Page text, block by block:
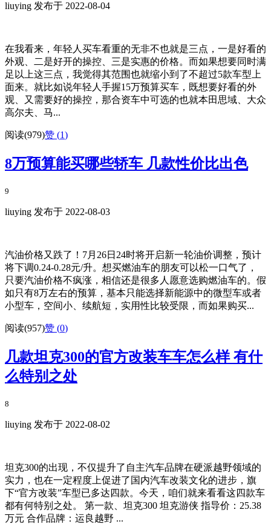
liuying 发布于 2022-08-04
在我看来，年轻人买车看重的无非不也就是三点，一是好看的
外观、二是好开的操控、三是实惠的价格。而如果想要同时满
足以上这三点，我觉得其范围也就缩小到了不超过5款车型上
面来。就比如说年轻人手握15万预算买车，既想要好看的外
观、又需要好的操控，那合资车中可选的也就本田思域、大众
高尔夫、马...
阅读(979)赞 (1)
8万预算能买哪些轿车 几款性价比出色
9
liuying 发布于 2022-08-03
汽油价格又跌了！7月26日24时将开启新一轮油价调整，预计
将下调0.24-0.28元/升。想买燃油车的朋友可以松一口气了，
只要汽油价格不疯涨，相信还是很多人愿意选购燃油车的。假
如只有8万左右的预算，基本只能选择新能源中的微型车或者
小型车，空间小、续航短，实用性比较受限，而如果购买...
阅读(957)赞 (0)
几款坦克300的官方改装车车怎么样 有什
么特别之处
8
liuying 发布于 2022-08-02
坦克300的出现，不仅提升了自主汽车品牌在硬派越野领域的
实力，也在一定程度上促进了国内汽车改装文化的进步，旗
下“官方改装”车型已多达四款。今天，咱们就来看看这四款车
都有何特别之处。 第一款、坦克300 坦克游侠 指导价：25.38
万元 合作品牌：运良越野 ...